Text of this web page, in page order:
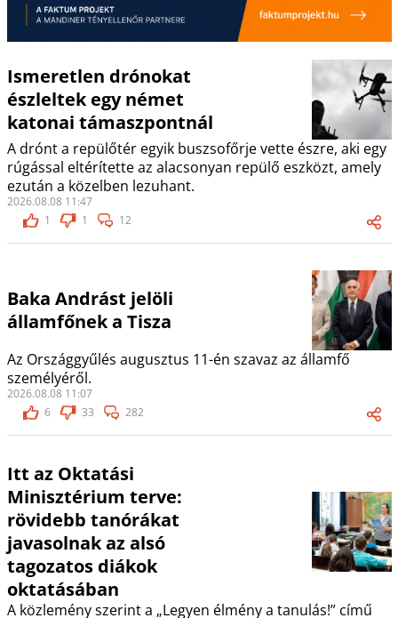
Ismeretlen drónokat
észleltek egy német
katonai támaszpontnál
A drónt a repülőtér egyik buszsofőrje vette észre, aki egy
rúgással eltérítette az alacsonyan repülő eszközt, amely
ezután a közelben lezuhant.
2026.08.08 11:47
1
1 12
Baka Andrást jelöli
államfőnek a Tisza
Az Országgyűlés augusztus 11-én szavaz az államfő
személyéről.
2026.08.08 11:07
6
33 282
Itt az Oktatási
Minisztérium terve:
rövidebb tanórákat
javasolnak az alsó
tagozatos diákok
oktatásában
A közlemény szerint a „Legyen élmény a tanulás!” című